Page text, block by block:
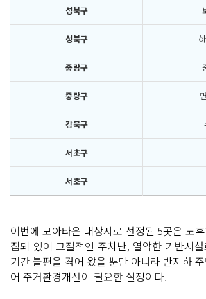
성북구
성북구
중랑구
중랑구
강북구
서초구
서초구
이번에 모아타운 대상지로 선정된 5곳은 노
집돼 있어 고질적인 주차난, 열악한 기반시
기간 불편을 겪어 왔을 뿐만 아니라 반지하
어 주거환경개선이 필요한 실정이다.